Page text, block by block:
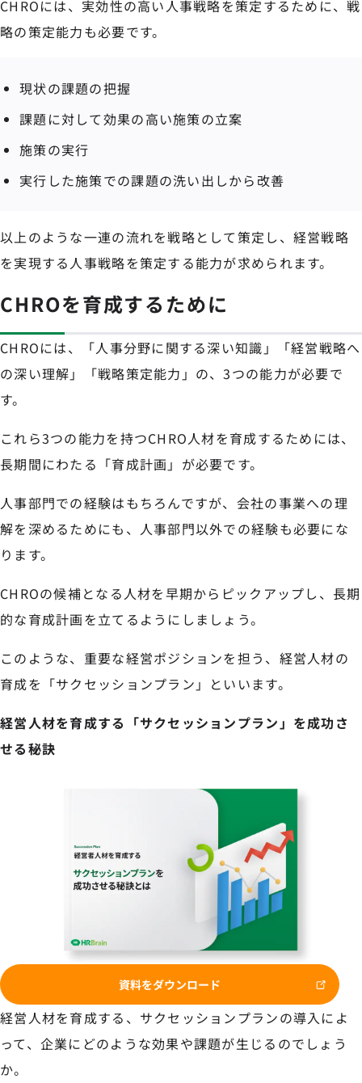
CHROには、実効性の高い人事戦略を策定するために、戦
略の策定能力も必要です。
現状の課題の把握
課題に対して効果の高い施策の立案
施策の実行
実行した施策での課題の洗い出しから改善
以上のような一連の流れを戦略として策定し、経営戦略
を実現する人事戦略を策定する能力が求められます。
CHROを育成するために
CHROには、「人事分野に関する深い知識」「経営戦略へ
の深い理解」「戦略策定能力」の、3つの能力が必要で
す。
これら3つの能力を持つCHRO人材を育成するためには、
長期間にわたる「育成計画」が必要です。
人事部門での経験はもちろんですが、会社の事業への理
解を深めるためにも、人事部門以外での経験も必要にな
ります。
CHROの候補となる人材を早期からピックアップし、長期
的な育成計画を立てるようにしましょう。
このような、重要な経営ポジションを担う、経営人材の
育成を「サクセッションプラン」といいます。
経営人材を育成する「サクセッションプラン」を成功さ
せる秘訣
資料をダウンロード
経営人材を育成する、サクセッションプランの導入によ
って、企業にどのような効果や課題が生じるのでしょう
か。